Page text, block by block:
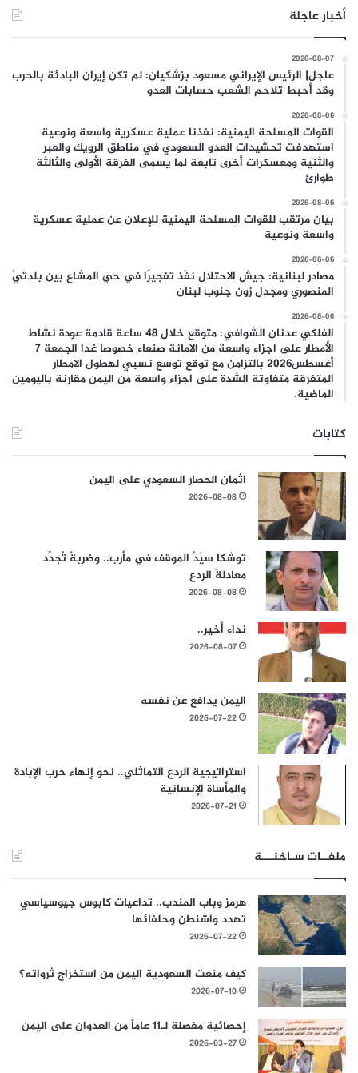
أخبار عاجلة
2026-08-07
عاجل| الرئيس الإيراني مسعود بزشكيان: لم تكن إيران البادئة بالحرب
وقد أحبط تلاحم الشعب حسابات العدو
2026-08-06
القوات المسلحة اليمنية: نفذنا عملية عسكرية واسعة ونوعية
استهدفت تحشيدات العدو السعودي في مناطق الرويك والعبر
والثنية ومعسكرات أخرى تابعة لما يسمى الفرقة الأولى والثالثة
طوارئ
2026-08-06
بيان مرتقب للقوات المسلحة اليمنية للإعلان عن عملية عسكرية
واسعة ونوعية
2026-08-06
مصادر لبنانية: جيش الاحتلال نفّذ تفجيرًا في حي المشاع بين بلدتَيْ
المنصوري ومجدل زون جنوب لبنان
2026-08-06
الفلكي عدنان الشوافي: متوقع خلال 48 ساعة قادمة عودة نشاط
الأمطار على اجزاء واسعة من الامانة صنعاء خصوصا غدا الجمعة 7
أغسطس2026 بالتزامن مع توقع توسع نسبي لهطول الامطار
المتفرقة متفاوتة الشدة على اجزاء واسعة من اليمن مقارنة باليومين
الماضية.
كتابات
اثمان الحصار السعودي على اليمن
2026-08-08
توشكا سيّدُ الموقف في مأرب.. وضربةٌ تُجدِّد
معادلةَ الردع
2026-08-08
نداء أخير..
2026-08-07
اليمن يدافع عن نفسه
2026-07-22
استراتيجية الردع التماثلي.. نحو إنهاء حرب الإبادة
والمأساة الإنسانية
2026-07-21
ملفــات سـاخنـــة
هرمز وباب المندب.. تداعيات كابوس جيوسياسي
تهدد واشنطن وحلفائها
2026-07-22
كيف منعت السعودية اليمن من استخراج ثرواته؟
2026-07-10
إحصائية مفصلة لـ11 عاماً من العدوان على اليمن
2026-03-27